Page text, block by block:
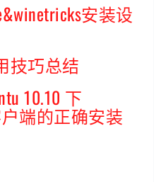
安装设
技巧总结
10.10 下
户端的正确安装